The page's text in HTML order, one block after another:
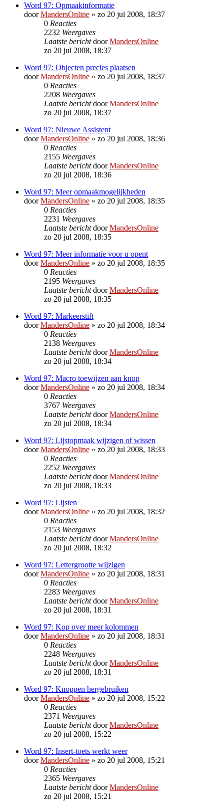
Word 97: Opmaakinformatie
doorMandersOnline » zo 20 jul 2008, 18:37
0 Reacties
2232 Weergaves
Laatste berichtdoorMandersOnline
zo 20 jul 2008, 18:37
Word 97: Objecten precies plaatsen
doorMandersOnline » zo 20 jul 2008, 18:37
0 Reacties
2208 Weergaves
Laatste berichtdoorMandersOnline
zo 20 jul 2008, 18:37
Word 97: Nieuwe Assistent
doorMandersOnline » zo 20 jul 2008, 18:36
0 Reacties
2155 Weergaves
Laatste berichtdoorMandersOnline
zo 20 jul 2008, 18:36
Word 97: Meer opmaakmogelijkheden
doorMandersOnline » zo 20 jul 2008, 18:35
0 Reacties
2231 Weergaves
Laatste berichtdoorMandersOnline
zo 20 jul 2008, 18:35
Word 97: Meer informatie voor u opent
doorMandersOnline » zo 20 jul 2008, 18:35
0 Reacties
2195 Weergaves
Laatste berichtdoorMandersOnline
zo 20 jul 2008, 18:35
Word 97: Markeerstift
doorMandersOnline » zo 20 jul 2008, 18:34
0 Reacties
2138 Weergaves
Laatste berichtdoorMandersOnline
zo 20 jul 2008, 18:34
Word 97: Macro toewijzen aan knop
doorMandersOnline » zo 20 jul 2008, 18:34
0 Reacties
3767 Weergaves
Laatste berichtdoorMandersOnline
zo 20 jul 2008, 18:34
Word 97: Lijstopmaak wijzigen of wissen
doorMandersOnline » zo 20 jul 2008, 18:33
0 Reacties
2252 Weergaves
Laatste berichtdoorMandersOnline
zo 20 jul 2008, 18:33
Word 97: Lijsten
doorMandersOnline » zo 20 jul 2008, 18:32
0 Reacties
2153 Weergaves
Laatste berichtdoorMandersOnline
zo 20 jul 2008, 18:32
Word 97: Lettergrootte wijzigen
doorMandersOnline » zo 20 jul 2008, 18:31
0 Reacties
2283 Weergaves
Laatste berichtdoorMandersOnline
zo 20 jul 2008, 18:31
Word 97: Kop over meer kolommen
doorMandersOnline » zo 20 jul 2008, 18:31
0 Reacties
2248 Weergaves
Laatste berichtdoorMandersOnline
zo 20 jul 2008, 18:31
Word 97: Knoppen hergebruiken
doorMandersOnline » zo 20 jul 2008, 15:22
0 Reacties
2371 Weergaves
Laatste berichtdoorMandersOnline
zo 20 jul 2008, 15:22
Word 97: Insert-toets werkt weer
doorMandersOnline » zo 20 jul 2008, 15:21
0 Reacties
2365 Weergaves
Laatste berichtdoorMandersOnline
zo 20 jul 2008, 15:21